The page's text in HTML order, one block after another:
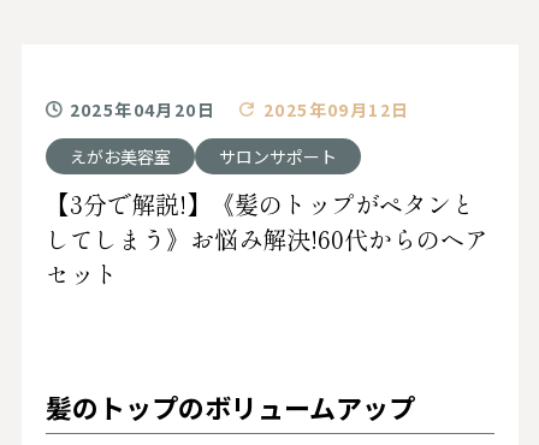
2025年04月20日
2025年09月12日
えがお美容室
サロンサポート
【3分で解説!】《髪のトップがペタンと
してしまう》お悩み解決!60代からのヘア
セット
髪のトップのボリュームアップ